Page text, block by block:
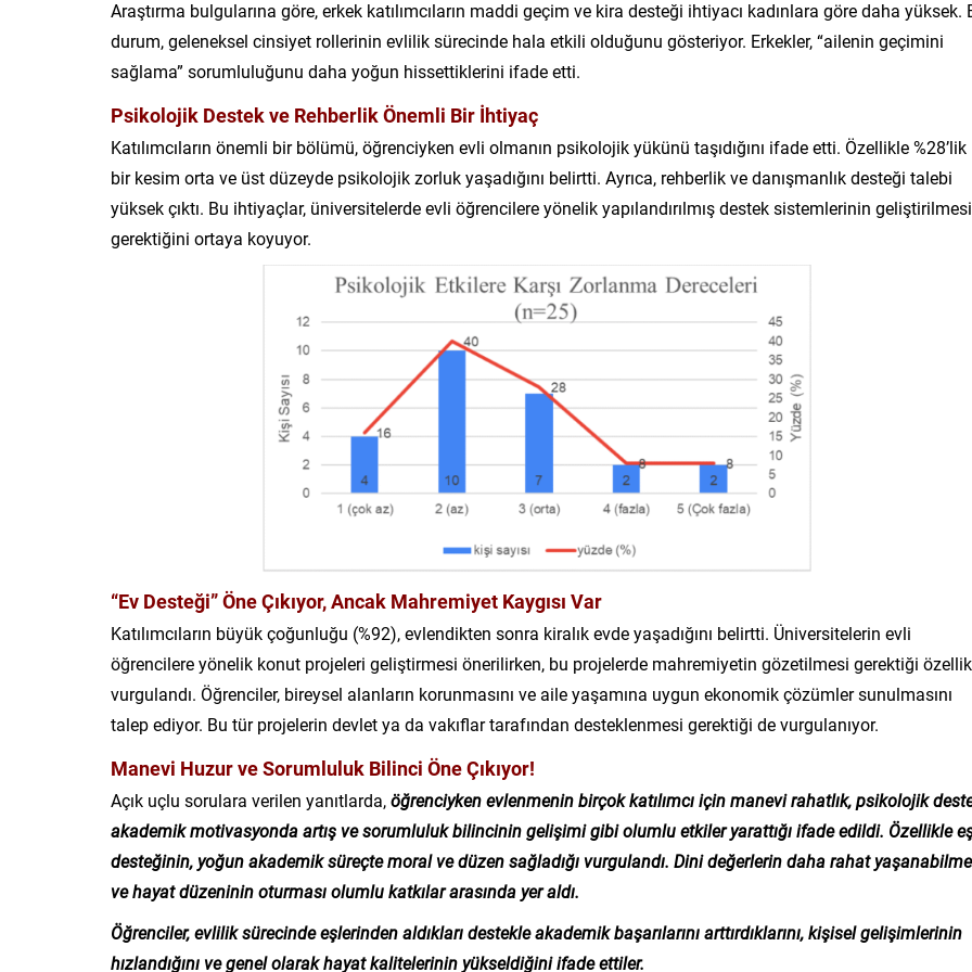
Araştırma bulgularına göre, erkek katılımcıların maddi geçim ve kira desteği ihtiyacı kadınlara göre daha yüksek.
durum, geleneksel cinsiyet rollerinin evlilik sürecinde hala etkili olduğunu gösteriyor. Erkekler, “ailenin geçimini
sağlama” sorumluluğunu daha yoğun hissettiklerini ifade etti.
Psikolojik Destek ve Rehberlik Önemli Bir İhtiyaç
Katılımcıların önemli bir bölümü, öğrenciyken evli olmanın psikolojik yükünü taşıdığını ifade etti. Özellikle %28’lik
bir kesim orta ve üst düzeyde psikolojik zorluk yaşadığını belirtti. Ayrıca, rehberlik ve danışmanlık desteği talebi
yüksek çıktı. Bu ihtiyaçlar, üniversitelerde evli öğrencilere yönelik yapılandırılmış destek sistemlerinin geliştirilmesi
gerektiğini ortaya koyuyor.
“Ev Desteği” Öne Çıkıyor, Ancak Mahremiyet Kaygısı Var
Katılımcıların büyük çoğunluğu (%92), evlendikten sonra kiralık evde yaşadığını belirtti. Üniversitelerin evli
öğrencilere yönelik konut projeleri geliştirmesi önerilirken, bu projelerde mahremiyetin gözetilmesi gerektiği
vurgulandı. Öğrenciler, bireysel alanların korunmasını ve aile yaşamına uygun ekonomik çözümler sunulmasını
talep ediyor. Bu tür projelerin devlet ya da vakıflar tarafından desteklenmesi gerektiği de vurgulanıyor.
Manevi Huzur ve Sorumluluk Bilinci Öne Çıkıyor!
Açık uçlu sorulara verilen yanıtlarda,öğrenciyken evlenmenin birçok katılımcı için manevi rahatlık, psikolojik
akademik motivasyonda artış ve sorumluluk bilincinin gelişimi gibi olumlu etkiler yarattığı ifade edildi. Özellikle
desteğinin, yoğun akademik süreçte moral ve düzen sağladığı vurgulandı. Dini değerlerin daha rahat
ve hayat düzeninin oturması olumlu katkılar arasında yer aldı.
Öğrenciler, evlilik sürecinde eşlerinden aldıkları destekle akademik başarılarını arttırdıklarını, kişisel gelişimlerinin
hızlandığını ve genel olarak hayat kalitelerinin yükseldiğini ifade ettiler.